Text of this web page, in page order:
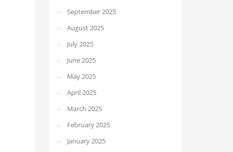
September 2025
August 2025
July 2025
June 2025
May 2025
April 2025
March 2025
February 2025
January 2025